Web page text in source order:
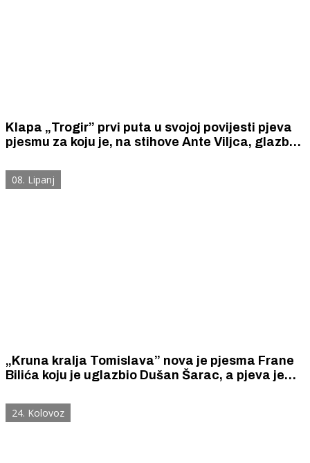
Klapa „Trogir” prvi puta u svojoj povijesti pjeva
pjesmu za koju je, na stihove Ante Viljca, glazbu
08. Lipanj
„Kruna kralja Tomislava” nova je pjesma Frane
Bilića koju je uglazbio Dušan Šarac, a pjeva je
zbora „Kolo”
24. Kolovoz